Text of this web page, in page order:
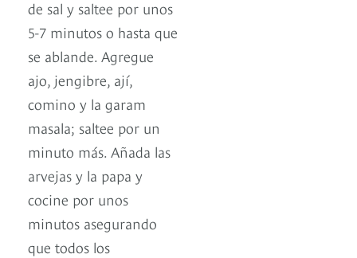
de sal y saltee por unos
5-7 minutos o hasta que
se ablande. Agregue
ajo, jengibre, ají,
comino y la garam
masala; saltee por un
minuto más. Añada las
arvejas y la papa y
cocine por unos
minutos asegurando
que todos los